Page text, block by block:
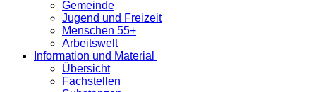
Gemeinde
Jugend und Freizeit
Menschen 55+
Arbeitswelt
Information und Material
Übersicht
Fachstellen